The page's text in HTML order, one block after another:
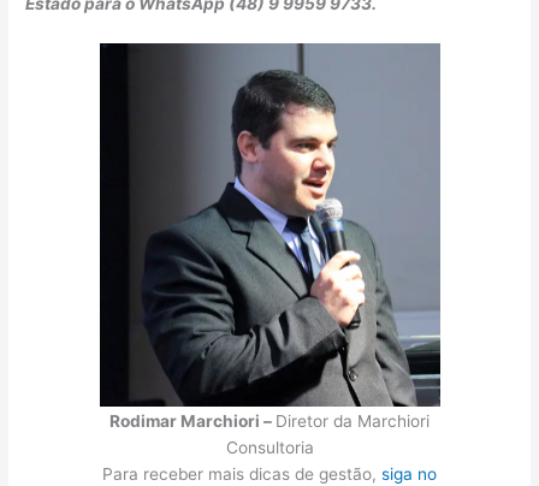
Rodimar Marchiori – Diretor da Marchiori
Consultoria
Para receber mais dicas de gestão, siga no